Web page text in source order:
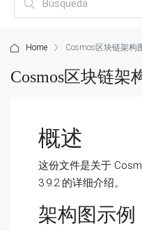
Home Cosmos区块链架构
Cosmos区块链架
概述
这份文件是关于
3.9.2的详细介绍。
架构图示例